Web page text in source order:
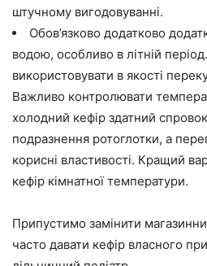
штучному вигодовуванні.
Обов’язково додатково
водою, особливо в літній
використовувати в якості
Важливо контролювати
холодний кефір здатний
подразнення ротоглотки, а
корисні властивості. Кращий
кефір кімнатної температури.
Припустимо замінити
часто давати кефір власного